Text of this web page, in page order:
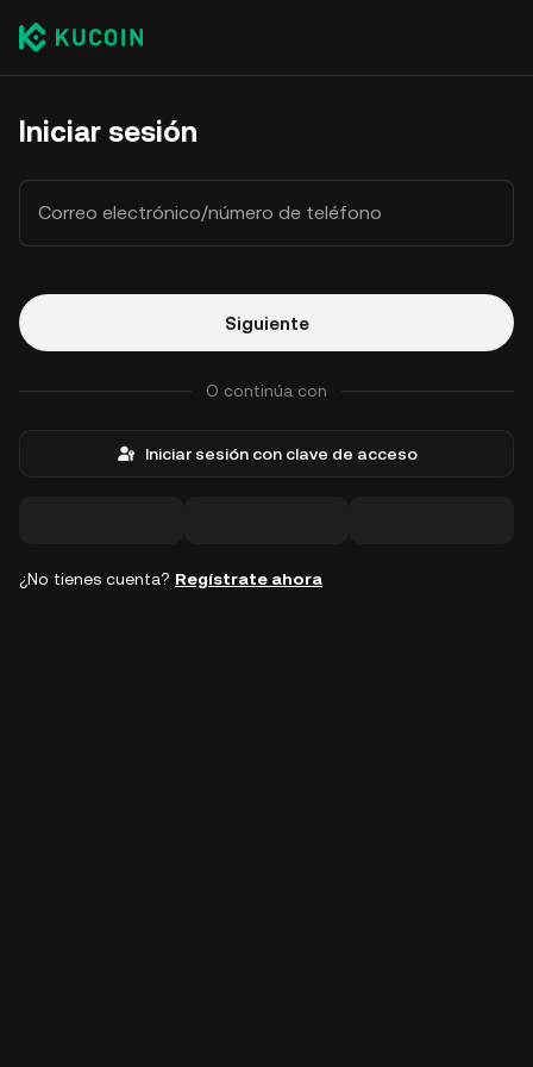
Iniciar sesión
Correo electrónico/número de teléfono
Siguiente
O continúa con
Iniciar sesión con clave de acceso
¿No tienes cuenta? Regístrate ahora